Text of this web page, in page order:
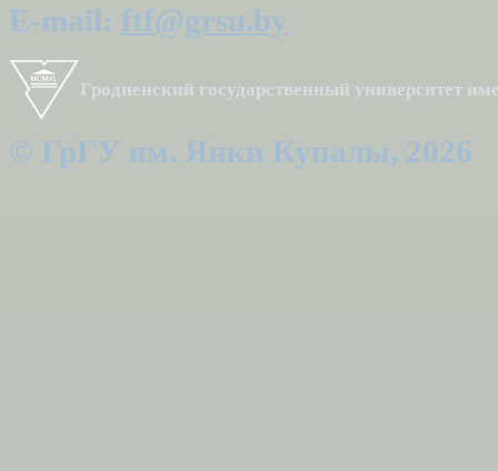
E-mail: ftf@grsu.by
Гродненский государственный университет
© ГрГУ им. Янки Купалы, 2026